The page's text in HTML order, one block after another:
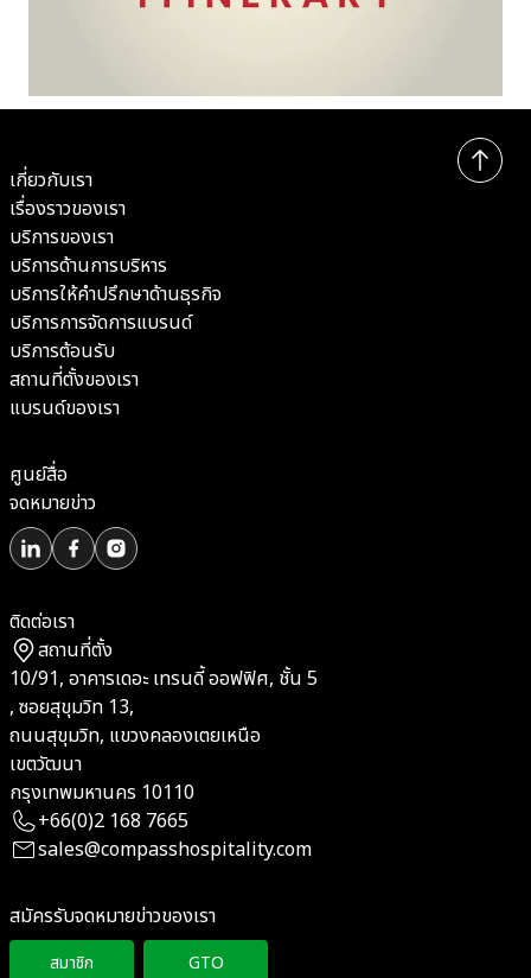
รับประทานอาหารและความบันเทิงกับเรา
เกี่ยวกับเรา
เรื่องราวของเรา
บริการของเรา
บริการด้านการบริหาร
บริการให้คำปรึกษาด้านธุรกิจ
บริการการจัดการแบรนด์
บริการต้อนรับ
สถานที่ตั้งของเรา
แบรนด์ของเรา
ศูนย์สื่อ
จดหมายข่าว
ติดต่อเรา
สถานที่ตั้ง
10/91, อาคารเดอะ เทรนดี้ ออฟฟิศ, ชั้น 5
, ซอยสุขุมวิท 13,
ถนนสุขุมวิท, แขวงคลองเตยเหนือ
เขตวัฒนา
กรุงเทพมหานคร 10110
+66(0)2 168 7665
sales@compasshospitality.com
สมัครรับจดหมายข่าวของเรา
สมาชิก GTO